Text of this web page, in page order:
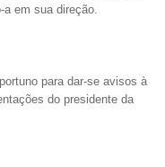
a em sua direção.
para dar-se avisos à
do presidente da